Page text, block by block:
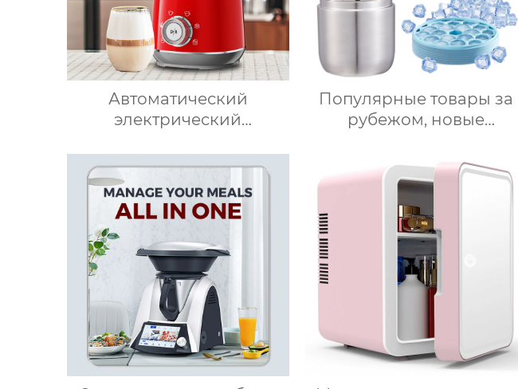
Автоматический
электрический
подогрева шоколада,
корпус из матовой
нержавеющей стали,
домашний пароварочный
аппарат для молока
Популярные товары за
рубежом, новые
льда из нержавеющей
стали, изоляционные
ведерки, многослойное
приготовление льда,
быстрое высвобождение,
бытовые льдогенераторы